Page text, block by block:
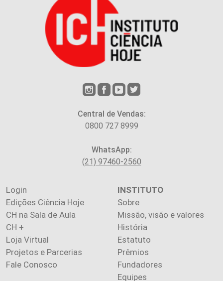
Central de Vendas:
0800 727 8999
WhatsApp:
(21) 97460-2560
Login
Edições Ciência Hoje
CH na Sala de Aula
CH +
Loja Virtual
Projetos e Parcerias
Fale Conosco
INSTITUTO
Sobre
Missão, visão e valores
História
Estatuto
Prêmios
Fundadores
Equipes